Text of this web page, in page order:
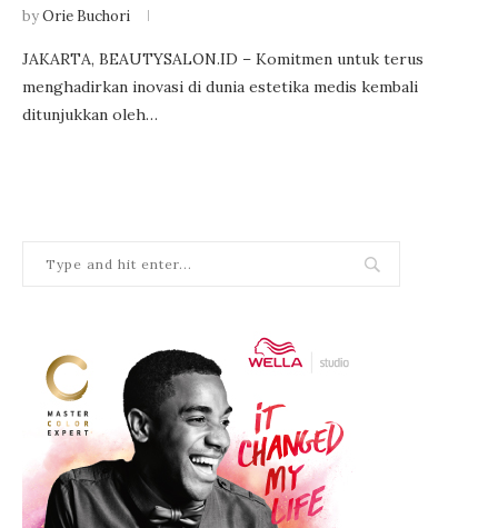
byOrie Buchori
JAKARTA, BEAUTYSALON.ID – Komitmen untuk terus
menghadirkan inovasi di dunia estetika medis kembali
ditunjukkan oleh…